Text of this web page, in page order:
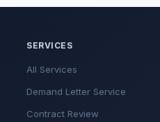
SERVICES
All Services
Demand Letter Service
Contract Review